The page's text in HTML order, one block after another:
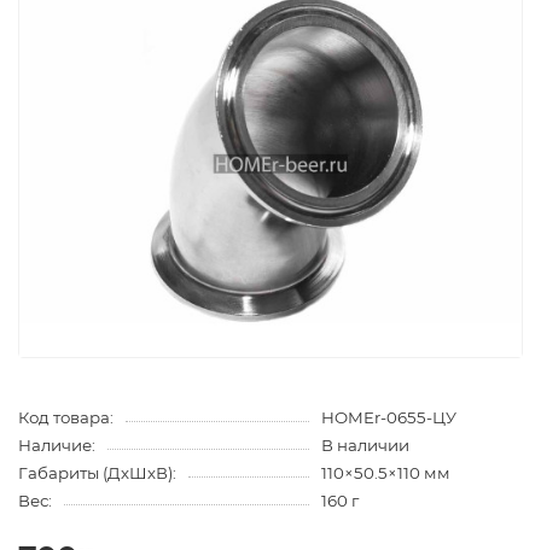
Код товара:
HOMEr-0655-ЦУ
Наличие:
В наличии
Габариты (ДхШхВ):
110×50.5×110 мм
Вес:
160 г